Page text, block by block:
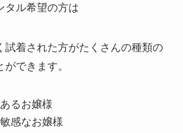
タル希望の方は
試着された方がたくさんの種類の
できます。
るお嬢様
感なお嬢様